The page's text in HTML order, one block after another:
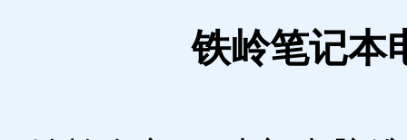
铁岭笔记本